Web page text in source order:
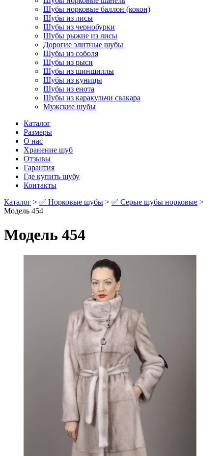
Шубы норковые баллон (кокон)
Шубы из лисы
Шубы из чернобурки
Шубы рыжие из лисы
Дорогие элитные шубы
Шубы из соболя
Шубы из рыси
Шубы из шиншиллы
Шубы из куницы
Шубы из енота
Шубы из каракульчи свакара
Мужские шубы
Каталог
Размеры
О нас
Хранение шуб
Отзывы
Гарантия
Где купить шубу
Контакты
Каталог > ✅ Норковые шубы > ✅ Серые шубы норковые >
Модель 454
Модель 454